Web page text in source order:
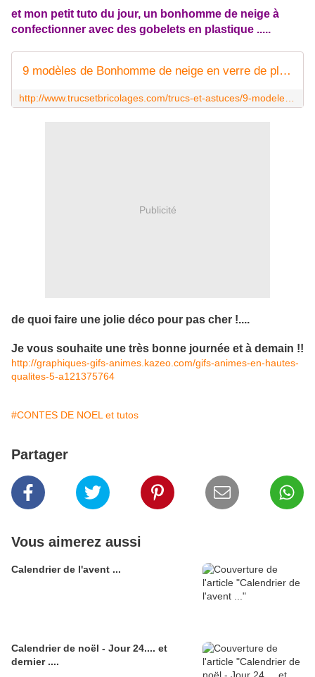
et mon petit tuto du jour, un bonhomme de neige à
confectionner avec des gobelets en plastique .....
9 modèles de Bonhomme de neige en verre de plastique! Plus une vidéo tutoriel!
Publicité
de quoi faire une jolie déco pour pas cher !....
Je vous souhaite une très bonne journée et à demain !!
http://graphiques-gifs-animes.kazeo.com/gifs-animes-en-hautes-
qualites-5-a121375764
#CONTES DE NOEL et tutos
Partager
Vous aimerez aussi
Calendrier de l'avent ...
Calendrier de noël - Jour 24.... et
dernier ....